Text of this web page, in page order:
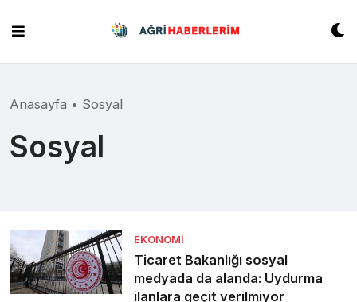
content
Anasayfa • Sosyal
Sosyal
EKONOMI
Ticaret Bakanlığı sosyal
medyada da alanda: Uydurma
ilanlara geçit verilmiyor